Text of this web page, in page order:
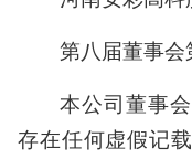
第八届董事
本公司董事
存在任何虚假记